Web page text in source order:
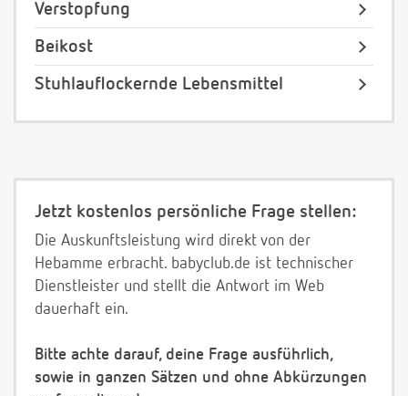
Verstopfung
Beikost
Stuhlauflockernde Lebensmittel
Jetzt kostenlos persönliche Frage stellen:
Die Auskunftsleistung wird direkt von der
Hebamme erbracht. babyclub.de ist technischer
Dienstleister und stellt die Antwort im Web
dauerhaft ein.
Bitte achte darauf, deine Frage ausführlich,
sowie in ganzen Sätzen und ohne Abkürzungen